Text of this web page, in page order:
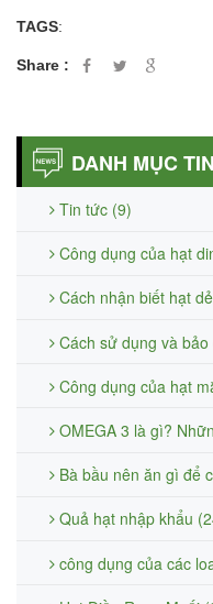
TAGS:
Share :
DANH MỤC
Tin tức (9)
Công dụng của hạt
Cách nhận biết hạt
Cách sử dụng và
Công dụng của hạt
OMEGA 3 là gì?
Bà bầu nên ăn gì để
Quả hạt nhập khẩu
công dụng của các